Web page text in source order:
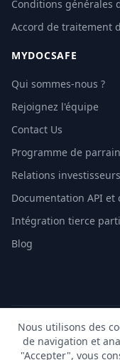
Conditions générales
Accord de traitement
MYDOCSAFE
Qui sommes-nous ?
Rejoignez l'équipe
Contact Us
Programme de
Relations
Documentation API
Intégration tierce
Blog
© 2026 MyDocSafe.
build dev
Nous utilisons des
de navigation et
"Accepter", vous